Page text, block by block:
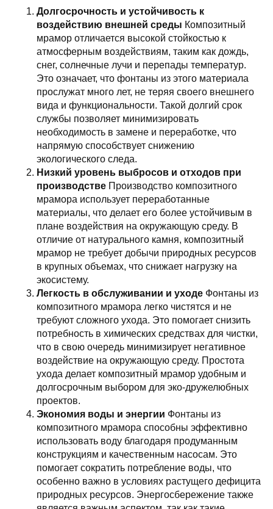
Долгосрочность и устойчивость к
воздействию внешней среды Композитный
мрамор отличается высокой стойкостью к
атмосферным воздействиям, таким как дождь,
снег, солнечные лучи и перепады температур.
Это означает, что фонтаны из этого материала
прослужат много лет, не теряя своего внешнего
вида и функциональности. Такой долгий срок
службы позволяет минимизировать
необходимость в замене и переработке, что
напрямую способствует снижению
экологического следа.
Низкий уровень выбросов и отходов при
производстве Производство композитного
мрамора использует переработанные
материалы, что делает его более устойчивым в
плане воздействия на окружающую среду. В
отличие от натурального камня, композитный
мрамор не требует добычи природных ресурсов
в крупных объемах, что снижает нагрузку на
экосистему.
Легкость в обслуживании и уходе Фонтаны из
композитного мрамора легко чистятся и не
требуют сложного ухода. Это помогает снизить
потребность в химических средствах для чистки,
что в свою очередь минимизирует негативное
воздействие на окружающую среду. Простота
ухода делает композитный мрамор удобным и
долгосрочным выбором для эко-дружелюбных
проектов.
Экономия воды и энергии Фонтаны из
композитного мрамора способны эффективно
использовать воду благодаря продуманным
конструкциям и качественным насосам. Это
помогает сократить потребление воды, что
особенно важно в условиях растущего дефицита
природных ресурсов. Энергосбережение также